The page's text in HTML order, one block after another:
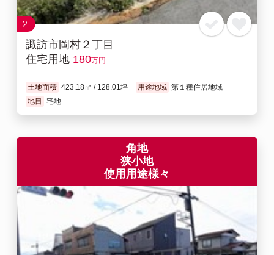
2
諏訪市岡村２丁目
住宅用地 180万円
土地面積 423.18㎡ / 128.01坪 用途地域 第１種住居地域
地目
宅地
角地
狭小地
使用用途様々